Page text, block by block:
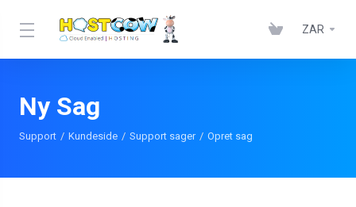
ZAR
Ny Sag
Support Kundeside Support sager Opret sag